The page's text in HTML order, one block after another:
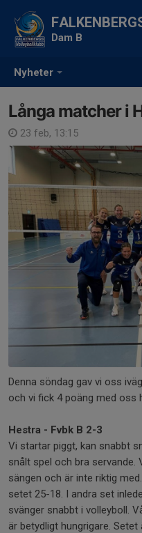
Nyheter
Dam B
Långa matcher i
23 feb, 13:15
Denna söndag gav vi oss
och vi fick 4 poäng med oss
Hestra - Fvbk B 2-3
Vi startar piggt, kan snabbt
snålt spel och bra servande.
sängen och är inte riktig
setet 25-18. I andra set
svänger snabbt i volleyboll.
är betydligt hungrigare.